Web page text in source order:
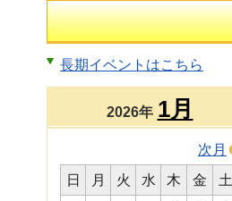
長期イベントはこちら
2026年 1月
次月
日
月 火 水 木 金
土